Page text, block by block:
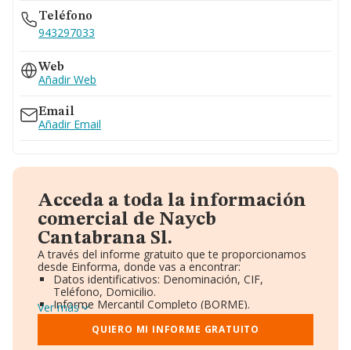
Teléfono
943297033
Web
Añadir Web
Email
Añadir Email
Acceda a toda la información
comercial de Naycb
Cantabrana Sl.
A través del informe gratuito que te proporcionamos
desde Einforma, donde vas a encontrar:
Datos identificativos: Denominación, CIF,
Teléfono, Domicilio.
Informe Mercantil Completo (BORME).
Gráficos de Evolución Ventas y Empleados.
Consejo de Administración y Administradores.
Directivos y Ejecutivos.
Ver más
QUIERO MI INFORME GRATUITO